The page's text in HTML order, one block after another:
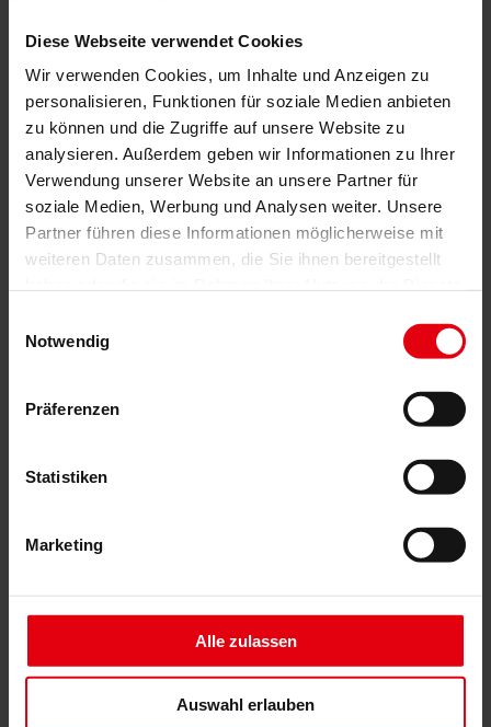
Diese Webseite verwendet Cookies
Wir verwenden Cookies, um Inhalte und Anzeigen zu
personalisieren, Funktionen für soziale Medien anbieten
zu können und die Zugriffe auf unsere Website zu
analysieren. Außerdem geben wir Informationen zu Ihrer
Verwendung unserer Website an unsere Partner für
soziale Medien, Werbung und Analysen weiter. Unsere
Partner führen diese Informationen möglicherweise mit
weiteren Daten zusammen, die Sie ihnen bereitgestellt
Notwendig
Präferenzen
Statistiken
Marketing
Alle zulassen
Auswahl erlauben
Slovenčina
Dienstleistungen
Architekturplanung
Generalplanung
Machbarkeitsstudien
Building Information Modeling (BIM)
Ausschreibung und Vergabe
Baumanagement
Projektsteuerung und Projektleitung
Örtliche Bauaufsicht (ÖBA)
Referenzen
News & Events
DELTA Management Team